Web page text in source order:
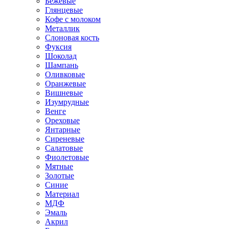
Глянцевые
Кофе с молоком
Металлик
Слоновая кость
Фуксия
Шоколад
Шампань
Оливковые
Оранжевые
Вишневые
Изумрудные
Венге
Ореховые
Янтарные
Сиреневые
Салатовые
Фиолетовые
Мятные
Золотые
Синие
Материал
МДФ
Эмаль
Акрил